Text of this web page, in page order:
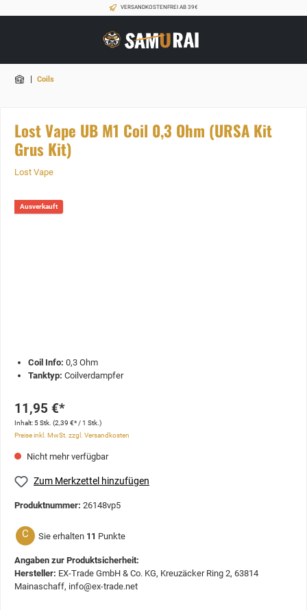
VERSANDKOSTENFREI AB 39€
| Coils
Lost Vape UB M1 Coil 0,3 Ohm (URSA Kit
Grus Kit)
Lost Vape
Ausverkauft
Coil Info: 0,3 Ohm
Tanktyp: Coilverdampfer
11,95 €*
Inhalt:5 Stk. (2,39 €* / 1 Stk.)
Preise inkl. MwSt. zzgl. Versandkosten
Nicht mehr verfügbar
Zum Merkzettel hinzufügen
Produktnummer: 26148vp5
C Sie erhalten 11 Punkte
Angaben zur Produktsicherheit:
Hersteller: EX-Trade GmbH & Co. KG, Kreuzäcker Ring 2, 63814
Mainaschaff, info@ex-trade.net